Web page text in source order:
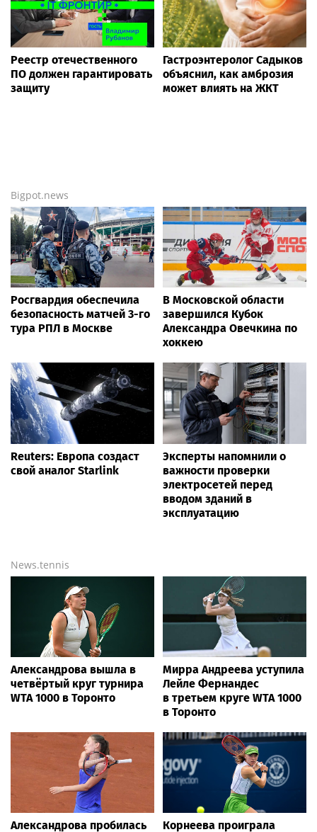
Реестр отечественного
ПО должен гарантировать
защиту
Гастроэнтеролог Садыков
объяснил, как амброзия
может влиять на ЖКТ
Bigpot.news
Росгвардия обеспечила
безопасность матчей 3-го
тура РПЛ в Москве
В Московской области
завершился Кубок
Александра Овечкина по
хоккею
Reuters: Европа создаст
свой аналог Starlink
Эксперты напомнили о
важности проверки
электросетей перед
вводом зданий в
эксплуатацию
News.tennis
Александрова вышла в
четвёртый круг турнира
WTA 1000 в Торонто
Мирра Андреева уступила
Лейле Фернандес
в третьем круге WTA 1000
в Торонто
Александрова пробилась
Корнеева проиграла